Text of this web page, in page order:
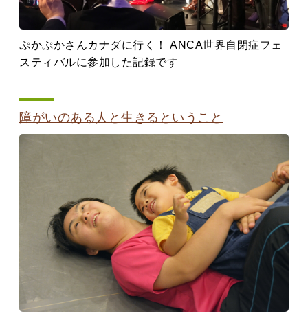
ぷかぷかさんカナダに行く！ ANCA世界自閉症フェ
スティバルに参加した記録です
障がいのある人と生きるということ